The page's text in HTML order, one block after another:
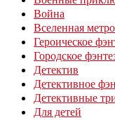
Война
Вселенная
Героическое
Городское
Детектив
Детективное
Детективные
Для детей